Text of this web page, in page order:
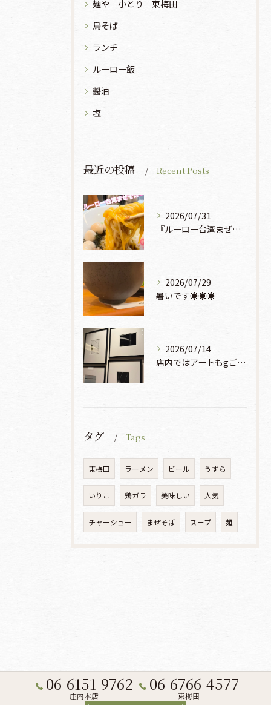
麺や 小とり 東梅田
鳥そば
ランチ
ルーロー飯
醤油
塩
最近の投稿 Recent Posts
2026/07/31
『ルーロー台湾まぜそば』930円🍜🫧
2026/07/29
暑いです☀️☀️☀️
2026/07/14
店内ではアートもgご鑑賞いただけます♡♡♡
タグ Tags
東梅田 ラーメン ビール うずら
いりこ 鶏ガラ 美味しい 人気
チャーシュー まぜそば スープ 麺
06-6151-9762
庄内本店
06-6766-4577
東梅田